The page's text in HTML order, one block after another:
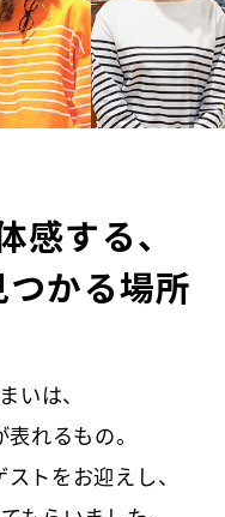
ルビーみのお
お問い合わせ
感する、
かる場所
いは、
れるもの。
トをお迎えし、